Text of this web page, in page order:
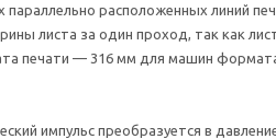
расположенных линий
листа за один проход, так как
печати — 316 мм для машин
импульс преобразуется в